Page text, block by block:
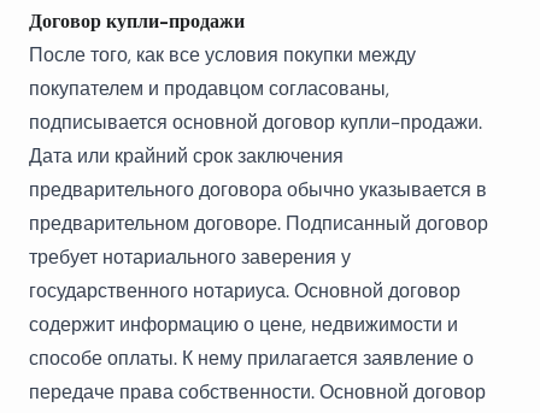
Договор купли-продажи
После того, как все условия покупки между
покупателем и продавцом согласованы,
подписывается основной договор купли-продажи.
Дата или крайний срок заключения
предварительного договора обычно указывается в
предварительном договоре. Подписанный договор
требует нотариального заверения у
государственного нотариуса. Основной договор
содержит информацию о цене, недвижимости и
способе оплаты. К нему прилагается заявление о
передаче права собственности. Основной договор